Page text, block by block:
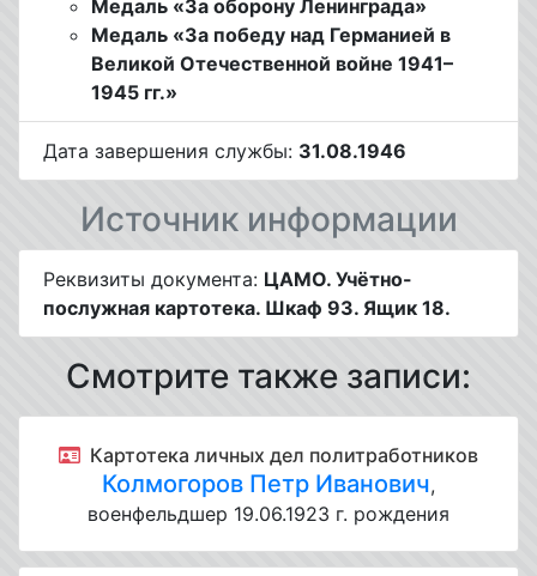
Медаль «За оборону Ленинграда»
Медаль «За победу над Германией в
Великой Отечественной войне 1941–
1945 гг.»
Дата завершения службы: 31.08.1946
Источник информации
Реквизиты документа: ЦАМО. Учётно-
послужная картотека. Шкаф 93. Ящик 18.
Смотрите также записи:
Картотека личных дел политработников
Колмогоров Петр Иванович,
военфельдшер 19.06.1923 г. рождения